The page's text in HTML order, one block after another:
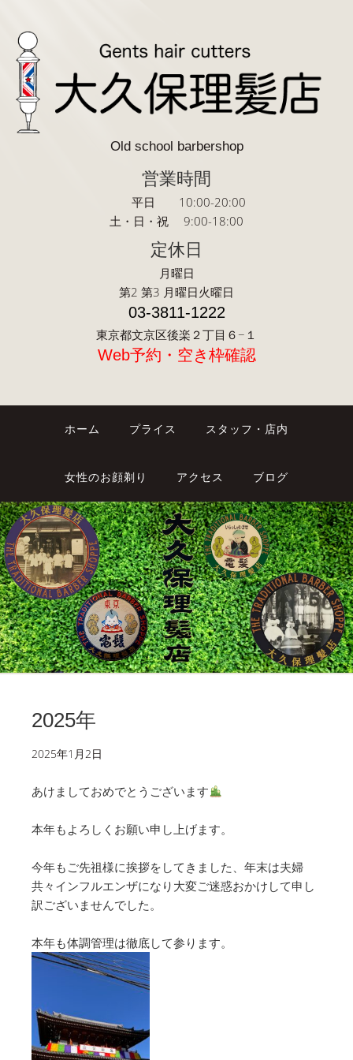
Old school barbershop
営業時間
平日 10:00-20:00
土・日・祝 9:00-18:00
定休日
月曜日
第2 第3 月曜日火曜日
03-3811-1222
東京都文京区後楽２丁目６−１
Web予約・空き枠確認
ホーム プライス スタッフ・店内
女性のお顔剃り アクセス ブログ
2025年
2025年1月2日
あけましておめでとうございます
本年もよろしくお願い申し上げます。
今年もご先祖様に挨拶をしてきました、年末は夫婦
共々インフルエンザになり大変ご迷惑おかけして申し
訳ございませんでした。
本年も体調管理は徹底して参ります。